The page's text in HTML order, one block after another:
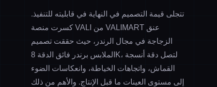
تتجلى قيمة التصميم في النهاية في قابليته للتنفيذ.
كسرت منصة VALI من VALIMART عنق
الزجاجة في مجال الرندر، حيث حققت تصميم
الملابس برندر فائق الدقة 8K، لتصل دقة أنسجة
القماش، واتجاهات الخياطة، وانعكاسات الضوء
إلى مستوى العينات ما قبل الإنتاج. والأهم من ذلك